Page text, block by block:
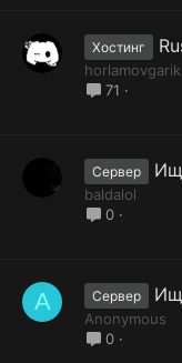
Хостинг
horlamovgarik
71
Сервер
baldalol
0
A Сервер
Anonymous
0